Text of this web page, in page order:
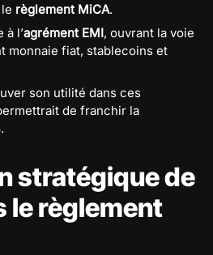
règlement MiCA.
à l’agrément EMI, ouvrant la voie
monnaie fiat, stablecoins et
son utilité dans ces
de franchir la
.
stratégique de
le règlement